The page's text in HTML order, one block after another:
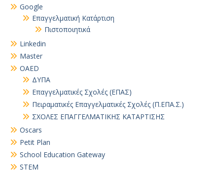
Google
Επαγγελματική Κατάρτιση
Πιστοποιητικά
Linkedin
Master
OAED
ΔΥΠΑ
Επαγγελματικές Σχολές (ΕΠΑΣ)
Πειραματικές Επαγγελματικές Σχολές (Π.ΕΠΑ.Σ.)
ΣΧΟΛΕΣ ΕΠΑΓΓΕΛΜΑΤΙΚΗΣ ΚΑΤΑΡΤΙΣΗΣ
Oscars
Petit Plan
School Education Gateway
STEM